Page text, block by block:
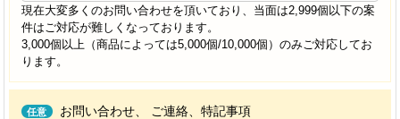
現在大変多くのお問い合わせを頂いており、当面は2,999個以下の案
件はご対応が難しくなっております。
3,000個以上（商品によっては5,000個/10,000個）のみご対応してお
ります。
任意 お問い合わせ、 ご連絡、特記事項